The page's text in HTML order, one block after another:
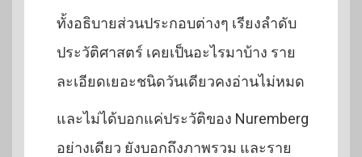
ทั้งอธิบายส่วนประกอบต่างๆ เรียงลำดับ
ประวัติศาสตร์ เคยเป็นอะไรมาบ้าง ราย
ละเอียดเยอะชนิดวันเดียวคงอ่านไม่หมด
และไม่ได้บอกแค่ประวัติของ Nuremberg
อย่างเดียว ยังบอกถึงภาพรวม และราย